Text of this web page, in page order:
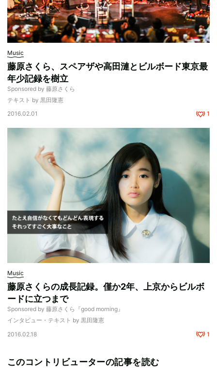
Music
藤原さくら、スペアザや高田漣とビルボード東京最
年少記録を樹立
Sponsored by 藤原さくら
テキスト by 黒田隆憲
2016.02.01
1
Music
藤原さくらの成長記録。僅か2年、上京からビルボ
ードに立つまで
Sponsored by 藤原さくら『good morning』
インタビュー・テキスト by 黒田隆憲
2016.02.18
1
このコントリビューターの記事を読む